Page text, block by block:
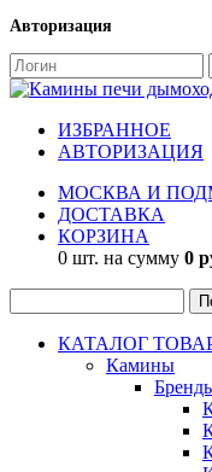
Авторизация
ИЗБРАННОЕ
АВТОРИЗАЦИЯ
МОСКВА И
ДОСТАВКА
КОРЗИНА
0 шт. на сумму 0
КАТАЛОГ
Камины